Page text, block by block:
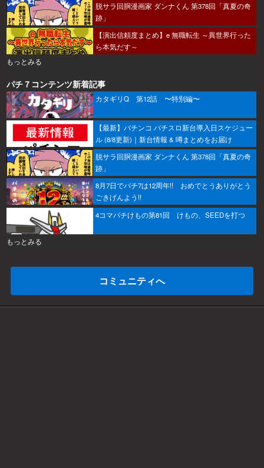
脱サラ回胴漫画家 ダンナくん 第378回「真夏の奇
跡」
【演出信頼度まとめ】e 無職転生 ～異世界行った
ら本気だす～
もっとみる
パチ７コンテンツ新着記事
カタギリQ 第12話 〜特別編〜
【最新】パチンコ パチスロ新台導入日スケジュー
ル (8/8更新)｜新台情報 & 噂まとめをお届け
脱サラ回胴漫画家 ダンナくん 第378回「真夏の奇
跡」
8月7日でパチ7は12周年!! おめでとうありがとう
ごきげんよう!!
4コマパチけもの第81回 けもの、SEEDを打つ
もっとみる
コミュニティへ